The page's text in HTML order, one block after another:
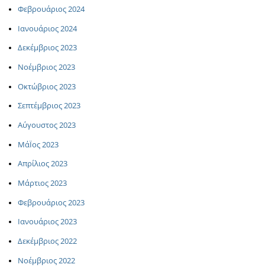
Φεβρουάριος 2024
Ιανουάριος 2024
Δεκέμβριος 2023
Νοέμβριος 2023
Οκτώβριος 2023
Σεπτέμβριος 2023
Αύγουστος 2023
ΜάΪος 2023
Απρίλιος 2023
Μάρτιος 2023
Φεβρουάριος 2023
Ιανουάριος 2023
Δεκέμβριος 2022
Νοέμβριος 2022